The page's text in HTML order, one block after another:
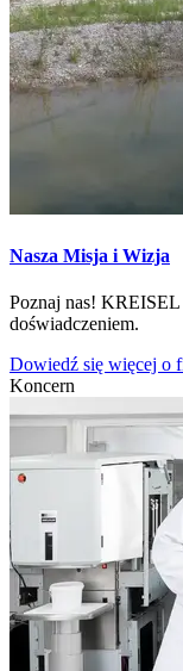
Nasza Misja i Wizja
Poznaj nas!
doświadczeniem.
Dowiedź się więcej o
Koncern